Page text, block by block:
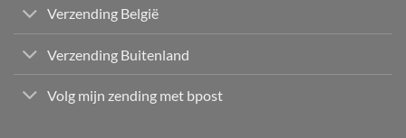
Verzending België
Verzending Buitenland
Volg mijn zending met bpost